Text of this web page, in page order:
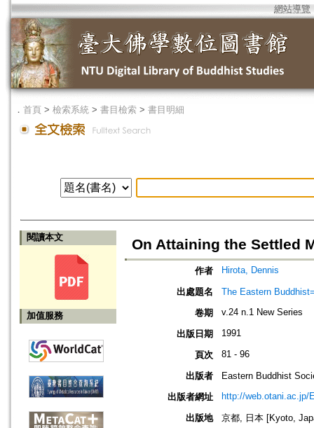
網站導覽
． 首頁 > 檢索系統 > 書目檢索 > 書目明細
閱讀本文
加值服務
On Attaining the Settled
作者 Hirota, Dennis
出處題名
The Eastern
卷期
v.24 n.1 New Series
出版日期 1991
頁次 81 - 96
出版者
Eastern Buddhist
出版者網址
http://web.otani.ac.jp/
出版地
京都, 日本 [Kyoto,